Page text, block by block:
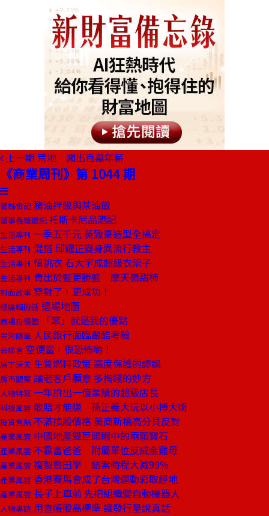
上一期 荒地 闖出百萬年薪
《商業周刊》第 1044 期
饕姊食記 豬油拌飯與茶油飯
董事長嬉遊記 托斯卡尼品酒記
生活專刊 一季五千元 黃致豪造型全搞定
生活專刊 混搭 邱耀正變身異流行教主
生活專刊 慎挑衣 石大宇成超級衣架子
生活專刊 青出於藍更勝藍 摩天嶺甜柿
封面故事 穿對了，更成功！
總編輯的話 退場地圖
商場自慢塾 「笨」就是我的優點
星河隨筆 人民銀行面臨嚴酷考驗
去梯言 空便當，很恐怖喲！
馬丁沃夫 生質燃料政策 高度保護的謬誤
房市觀察 讓老客戶願意 多掏錢的妙方
人物特寫 一年拚出一億業績的超級店長
科技風雲 敢賠才能賺 孫正義大玩以小搏大術
投資焦點 不滿換股價格 美商新橋高分貝反對
產業風雲 中國地產雙巨頭眼中的兩顆寶石
產業風雲 不靠富爸爸 附屬單位反成金雞母
產業風雲 複製豐田學 結案時程大減99％
產業風雲 香港賽馬會成了台灣運動彩取經地
產業風雲 長子上車前 先把組織變自動機器人
人物專訪 用查帳般高標準 讓發行量說真話